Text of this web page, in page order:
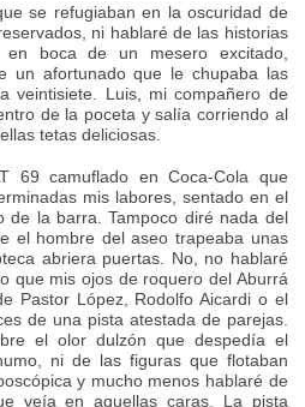
se refugiaban en la oscuridad de
ni hablaré de las historias
boca de un mesero excitado,
un afortunado que le chupaba las
veintisiete. Luis, mi compañero de
de la poceta y salía corriendo al
tetas deliciosas.
69 camuflado en Coca-Cola que
mis labores, sentado en el
de la barra. Tampoco diré nada del
el hombre del aseo trapeaba unas
abriera puertas. No, no hablaré
que mis ojos de roquero del Aburrá
Pastor López, Rodolfo Aicardi o el
de una pista atestada de parejas.
el olor dulzón que despedía el
ni de las figuras que flotaban
y mucho menos hablaré de
veía en aquellas caras. La pista